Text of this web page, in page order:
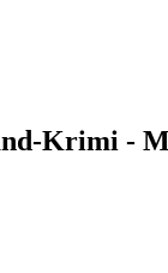
Krimi -